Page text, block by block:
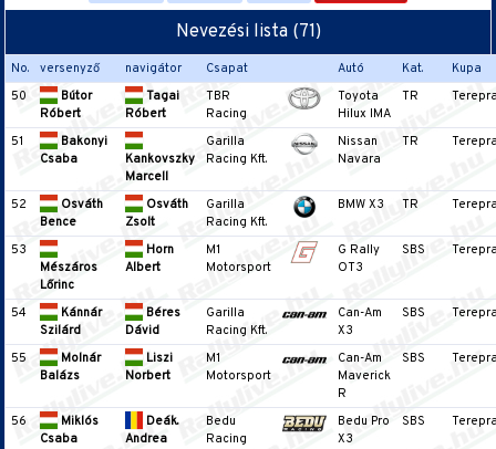
Nevezési lista (71)
No. versenyző navigátor Csapat Autó Kat.
Kupa
50
Bútor
Róbert
Tagai
Róbert
TBR
Racing
Toyota
Hilux IMA
TR
51
Bakonyi
Csaba
Kankovszky
Marcell
Garilla
Racing Kft.
Nissan
Navara
TR
52
Osváth
Bence
Osváth
Zsolt
Garilla
Racing Kft.
BMW X3 TR
53
Mészáros
Lőrinc
Horn
Albert
M1
Motorsport
G Rally
OT3
SBS
54
Kánnár
Szilárd
Béres
Dávid
Garilla
Racing Kft.
Can-Am
X3
SBS
55
Molnár
Balázs
Liszi
Norbert
M1
Motorsport
Can-Am
Maverick
R
SBS
56
Miklós
Csaba
Deák.
Andrea
Bedu
Racing
Bedu Pro
X3
SBS